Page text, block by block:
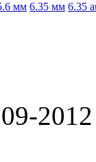
мм 6.35 мм 6.35